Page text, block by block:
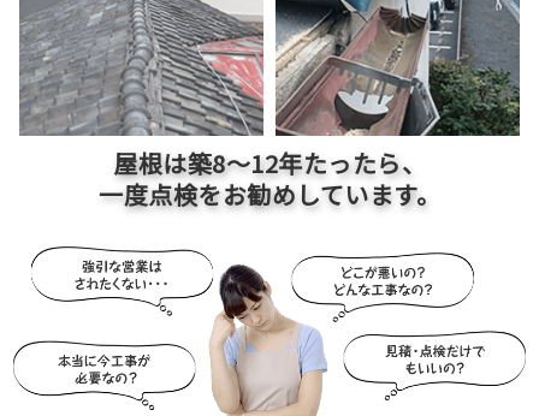
屋根は築8～12年たったら、
一度点検をお勧めしています。